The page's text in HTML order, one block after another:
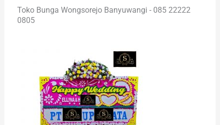
Toko Bunga Wongsorejo Banyuwangi - 085 22222
0805